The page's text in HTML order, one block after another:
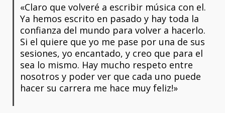
«Claro que volveré a escribir música con el.
Ya hemos escrito en pasado y hay toda la
confianza del mundo para volver a hacerlo.
Si el quiere que yo me pase por una de sus
sesiones, yo encantado, y creo que para el
sea lo mismo. Hay mucho respeto entre
nosotros y poder ver que cada uno puede
hacer su carrera me hace muy feliz!»